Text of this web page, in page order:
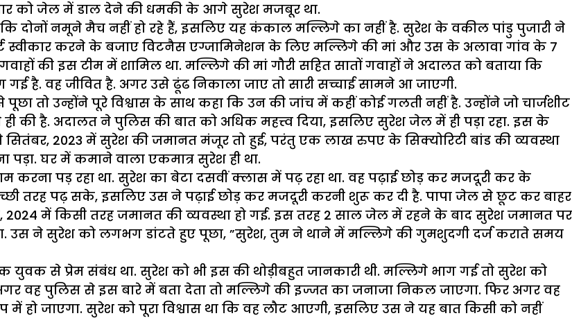
को जेल में डाल देने की धमकी के आगे सुरेश मजबूर था.
कि दोनों नमूने मैच नहीं हो रहे हैं, इसलिए यह कंकाल मल्लिगे का नहीं है. सुरेश के वकील पांडु पुजारी ने
स्वीकार करने के बजाए विटनैस एग्जामिनेशन के लिए मल्लिगे की मां और उस के अलावा गांव के 7
की इस टीम में शामिल था. मल्लिगे की मां गौरी सहित सातों गवाहों ने अदालत को बताया कि
है. वह जीवित है. अगर उसे ढूंढ निकाला जाए तो सारी सच्चाई सामने आ जाएगी.
तो उन्होंने पूरे विश्वास के साथ कहा कि उन की जांच में कहीं कोई गलती नहीं है. उन्होंने जो चार्जशीट
की है. अदालत ने पुलिस की बात को अधिक महत्त्व दिया, इसलिए सुरेश जेल में ही पड़ा रहा. इस के
2023 में सुरेश की जमानत मंजूर तो हुई, परंतु एक लाख रुपए के सिक्योरिटी बांड की व्यवस्था
घर में कमाने वाला एकमात्र सुरेश ही था.
पड़ रहा था. सुरेश का बेटा दसवीं क्लास में पढ़ रहा था. वह पढ़ाई छोड़ कर मजदूरी कर के
तरह पढ़ सके, इसलिए उस ने पढ़ाई छोड़ कर मजदूरी करनी शुरू कर दी है. पापा जेल से छूट कर बाहर
में किसी तरह जमानत की व्यवस्था हो गई. इस तरह 2 साल जेल में रहने के बाद सुरेश जमानत पर
उस ने सुरेश को लगभग डांटते हुए पूछा, ”सुरेश, तुम ने थाने में मल्लिगे की गुमशुदगी दर्ज कराते समय
से प्रेम संबंध था. सुरेश को भी इस की थोड़ीबहुत जानकारी थी. मल्लिगे भाग गई तो सुरेश को
वह पुलिस से इस बारे में बता देता तो मल्लिगे की इज्जत का जनाजा निकल जाएगा. फिर अगर वह
जाएगा. सुरेश को पूरा विश्वास था कि वह लौट आएगी, इसलिए उस ने यह बात किसी को नहीं